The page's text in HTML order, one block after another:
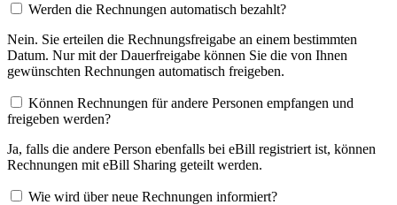
Werden die Rechnungen automatisch bezahlt?
Nein. Sie erteilen die Rechnungsfreigabe an einem bestimmten
Datum. Nur mit der Dauerfreigabe können Sie die von Ihnen
gewünschten Rechnungen automatisch freigeben.
Können Rechnungen für andere Personen empfangen und
freigeben werden?
Ja, falls die andere Person ebenfalls bei eBill registriert ist, können
Rechnungen mit eBill Sharing geteilt werden.
Wie wird über neue Rechnungen informiert?